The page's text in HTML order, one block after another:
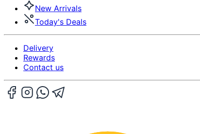
New Arrivals
Today's Deals
Delivery
Rewards
Contact us